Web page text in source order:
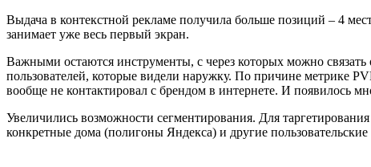
Выдача в контекстной рекламе получила больше позиций – 4
занимает уже весь первый экран.
Важными остаются инструменты, с через которых можно
пользователей, которые видели наружку. По причине метрике
вообще не контактировал с брендом в интернете. И появилось
Увеличились возможности сегментирования. Для
конкретные дома (полигоны Яндекса) и другие